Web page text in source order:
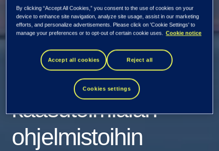
Kaikki uutiset ja tiedotteet
TietoEVRY myy
kaasutoimialan
ohjelmistoihin
By clicking “Accept All Cookies,” you consent to the use of cookies on your
device to enhance site navigation, analyze site usage, assist in our marketing
efforts, and personalize advertisements. Please click on 'Cookie Settings' to
manage your preferences or to opt-out of certain cookie uses.
Cookie notice
Accept all cookies Reject all
Cookies settings